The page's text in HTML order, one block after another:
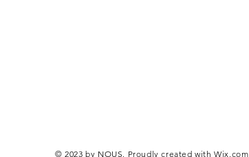
© 2023 by NOUS. Proudly created withWix.com